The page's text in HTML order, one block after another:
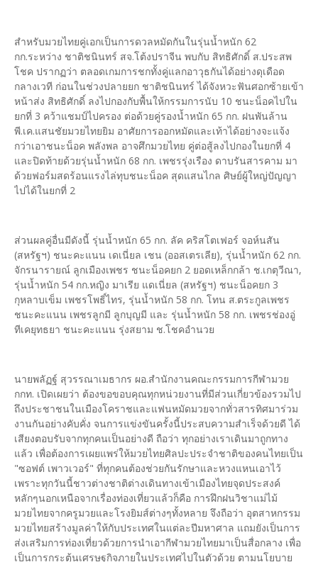
สำหรับมวยไทยคู่เอกเป็นการดวลหมัดกันในรุ่นน้ำหนัก 62
กก.ระหว่าง ชาติชนินทร์ สจ.โต้งปราจีน พบกับ สิทธิศักดิ์ ส.ประสพ
โชค ปรากฏว่า ตลอดเกมการชกทั้งคู่แลกอาวุธกันได้อย่างดุเดือด
กลางเวที ก่อนในช่วงปลายยก ชาติชนินทร์ ได้จังหวะฟันศอกซ้ายเข้า
หน้าส่ง สิทธิศักดิ์ ลงไปกองกับพื้นให้กรรมการนับ 10 ชนะน็อคไปใน
ยกที่ 3 คว้าแชมป์ไปครอง ต่อด้วยคู่รองน้ำหนัก 65 กก. ฝนพันล้าน
พี.เค.แสนชัยมวยไทยยิม อาศัยการออกหมัดและเท้าได้อย่างจะแจ้ง
กว่าเอาชนะน็อค พลังพล อาจศึกมวยไทย คู่ต่อสู้ลงไปกองในยกที่ 4
และปิดท้ายด้วยรุ่นน้ำหนัก 68 กก. เพชรรุ่งเรือง ดาบรันสารคาม มา
ด้วยฟอร์มสดร้อนแรงไล่ทุบชนะน็อค สุดแสนไกล ศิษย์ผู้ใหญ่ปัญญา
ไปได้ในยกที่ 2
ส่วนผลคู่อื่นมีดังนี้ รุ่นน้ำหนัก 65 กก. ลัค คริสโตเฟอร์ จอห์นสัน
(สหรัฐฯ) ชนะคะแนน เดเนี่ยล เชน (ออสเตรเลีย), รุ่นน้ำหนัก 62 กก.
จักรนารายณ์ ลูกเมืองเพชร ชนะน็อคยก 2 ยอดเหล็กกล้า ช.เกตุวีณา,
รุ่นน้ำหนัก 54 กก.หญิง มาเรีย แดเนี่ยล (สหรัฐฯ) ชนะน็อคยก 3
กุหลาบเข็ม เพชรโพธิ์ไทร, รุ่นน้ำหนัก 58 กก. โทน ส.ตระกูลเพชร
ชนะคะแนน เพชรลูกมี ลูกบุญมี และ รุ่นน้ำหนัก 58 กก. เพชรช่องอู่
ทีเคยุทธยา ชนะคะแนน รุ่งสยาม ช.โชคอำนวย
นายพลัฏฐ์ สุวรรณาเมธากร ผอ.สำนักงานคณะกรรมการกีฬามวย
กกท. เปิดเผยว่า ต้องขอขอบคุณทุกหน่วยงานที่มีส่วนเกี่ยวข้องรวมไป
ถึงประชาชนในเมืองโคราชและแฟนหมัดมวยจากทั่วสารทิศมาร่วม
งานกันอย่างคับคั่ง จนการแข่งขันครั้งนี้ประสบความสำเร็จด้วยดี ได้
เสียงตอบรับจากทุกคนเป็นอย่างดี ถือว่า ทุกอย่างเราเดินมาถูกทาง
แล้ว เพื่อต้องการเผยแพร่ให้มวยไทยศิลปะประจำชาติของคนไทยเป็น
"ซอฟต์ เพาวเวอร์" ที่ทุกคนต้องช่วยกันรักษาและหวงแหนเอาไว้
เพราะทุกวันนี้ชาวต่างชาติต่างเดินทางเข้าเมืองไทยจุดประสงค์
หลักๆนอกเหนือจากเรื่องท่องเที่ยวแล้วก็คือ การฝึกฝนวิชาแม่ไม้
มวยไทยจากครูมวยและโรงยิมส์ต่างๆทั้งหลาย จึงถือว่า อุตสาหกรรม
มวยไทยสร้างมูลค่าให้กับประเทศในแต่ละปีมหาศาล แถมยังเป็นการ
ส่งเสริมการท่องเที่ยวด้วยการนำเอากีฬามวยไทยมาเป็นสื่อกลาง เพื่อ
เป็นการกระตุ้นเศรษฐกิจภายในประเทศไปในตัวด้วย ตามนโยบาย